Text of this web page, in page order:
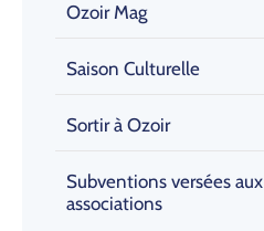
Ozoir Mag
Saison Culturelle
Sortir à Ozoir
Subventions versées aux
associations